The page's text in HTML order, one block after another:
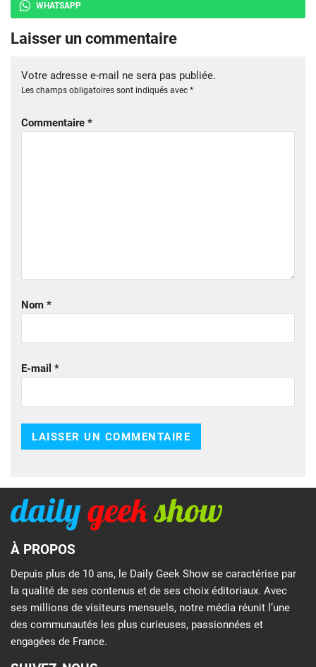
WHATSAPP
Laisser un commentaire
Votre adresse e-mail ne sera pas publiée.
Les champs obligatoires sont indiqués avec *
Commentaire *
Nom *
E-mail *
À PROPOS
Depuis plus de 10 ans, le Daily Geek Show se caractérise par
la qualité de ses contenus et de ses choix éditoriaux. Avec
ses millions de visiteurs mensuels, notre média réunit l’une
des communautés les plus curieuses, passionnées et
engagées de France.